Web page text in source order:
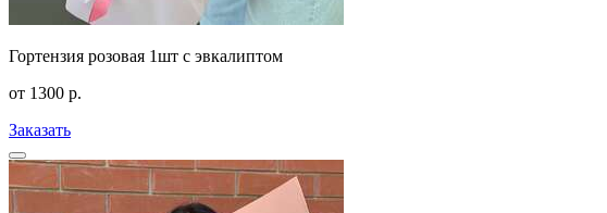
Гортензия розовая 1шт с эвкалиптом
от 1300 р.
Заказать